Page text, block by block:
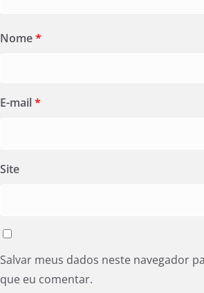
Nome*
E-mail*
Site
Salvar meus dados neste navegador
que eu comentar.